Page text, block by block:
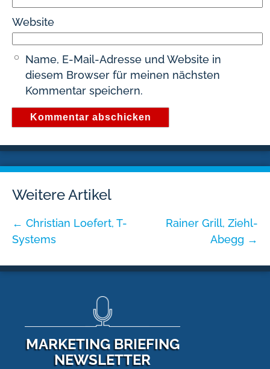
Website
Name, E-Mail-Adresse und Website in
diesem Browser für meinen nächsten
Kommentar speichern.
Weitere Artikel
← Christian Loefert, T-
Systems
Rainer Grill, Ziehl-
Abegg →
MARKETING BRIEFING
NEWSLETTER